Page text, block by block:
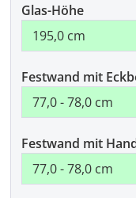
Glas-Höhe
Festwand mit
Festwand mit